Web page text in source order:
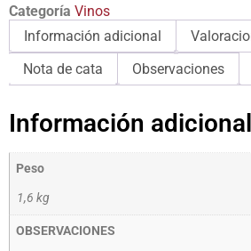
Categoría Vinos
Información adicional
Nota de cata
Observaciones
Información adicional
Peso
1,6 kg
OBSERVACIONES